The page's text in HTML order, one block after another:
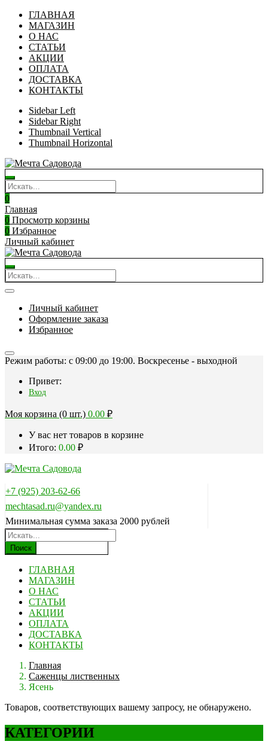
ГЛАВНАЯ
МАГАЗИН
О НАС
СТАТЬИ
АКЦИИ
ОПЛАТА
ДОСТАВКА
КОНТАКТЫ
Sidebar Left
Sidebar Right
Thumbnail Vertical
Thumbnail Horizontal
0
Главная
0 Просмотр корзины
0 Избранное
Личный кабинет
Личный кабинет
Оформление заказа
Избранное
Режим работы: c 09:00 до 19:00. Воскресенье - выходной
Привет:
Вход
Моя корзина (0 шт.) 0.00 ₽
У вас нет товаров в корзине
Итого: 0.00 ₽
+7 (925) 203-62-66
mechtasad.ru@yandex.ru
Минимальная сумма заказа 2000 рублей
Поиск
ГЛАВНАЯ
МАГАЗИН
О НАС
СТАТЬИ
АКЦИИ
ОПЛАТА
ДОСТАВКА
КОНТАКТЫ
Главная
Саженцы лиственных
Ясень
Товаров, соответствующих вашему запросу, не обнаружено.
КАТЕГОРИИ